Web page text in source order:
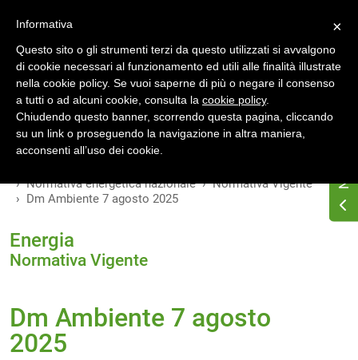
INDICE VERSIONI
MODIFICHE
Normativa energetica nazionale
Normativa Vigente
Dm Ambiente 7 agosto 2025
Energia
Normativa Vigente
Dm Ambiente 7 agosto
2025
×
Informativa
Questo sito o gli strumenti terzi da questo utilizzati si avvalgono
di cookie necessari al funzionamento ed utili alle finalità illustrate
nella cookie policy. Se vuoi saperne di più o negare il consenso
a tutti o ad alcuni cookie, consulta la cookie policy.
Chiudendo questo banner, scorrendo questa pagina, cliccando
su un link o proseguendo la navigazione in altra maniera,
acconsenti all’uso dei cookie.